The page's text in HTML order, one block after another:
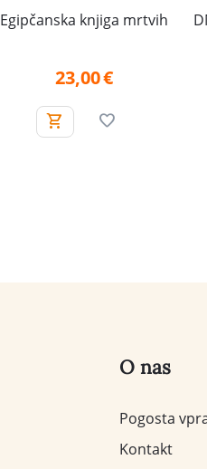
Egipčanska knjiga mrtvih
23,00€
O nas
Pogosta
Kontakt